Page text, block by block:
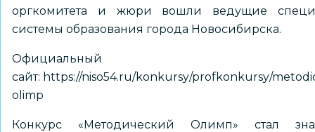
оргкомитета и жюри вошли ведущие
системы образования города Новосибирска.
Официальный
сайт: https://niso54.ru/konkursy/profkonkursy/
olimp
Конкурс «Методический Олимп» стал